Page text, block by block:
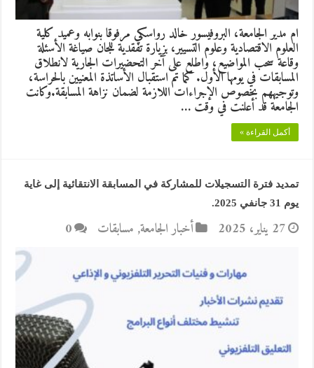
ام مدير الجامعة، البروفيسور خالد رواسكي مرفوقا بنوابه وعميد كلية
العلوم الاقتصادية وعلوم التسيير، بزيارة تفقدية للجان صياغة الأسئلة
وقاعة سحب المواضيع، واطلع على آخر التحضيرات الجارية لانطلاق
المسابقات في يومها الأول. كما تم استقبال الأساتذة المعنيين بالحراسة،
وتوجيههم بخصوص الإجراءات اللازمة لضمان نزاهة المسابقة.وكانت
الجامعة قد أعلنت في وقت …
أكمل القراءة »
تمديد فترة التسجيلات للمشاركة في المسابقة الانتقائية إلى غاية
يوم 31 جانفي 2025.
27 يناير، 2025 أخبار الجامعة, مسابقات 0